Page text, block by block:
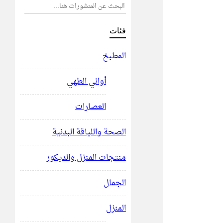
فئات
المطبخ
أواني الطهي
العصارات
الصحة واللياقة البدنية
منتجات المنزل والديكور
الجمال
المنزل